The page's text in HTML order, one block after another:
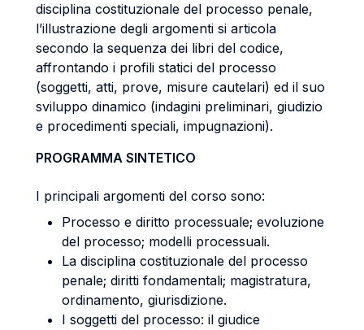
disciplina costituzionale del processo penale,
l’illustrazione degli argomenti si articola
secondo la sequenza dei libri del codice,
affrontando i profili statici del processo
(soggetti, atti, prove, misure cautelari) ed il suo
sviluppo dinamico (indagini preliminari, giudizio
e procedimenti speciali, impugnazioni).
PROGRAMMA SINTETICO
I principali argomenti del corso sono:
Processo e diritto processuale; evoluzione
del processo; modelli processuali.
La disciplina costituzionale del processo
penale; diritti fondamentali; magistratura,
ordinamento, giurisdizione.
I soggetti del processo: il giudice